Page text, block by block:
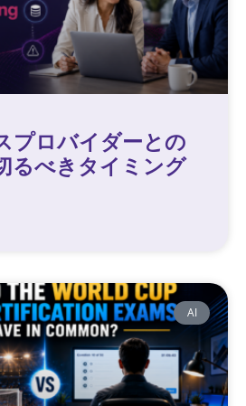
プロバイダーとの
るべきタイミング
AI